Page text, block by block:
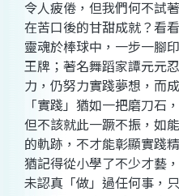
令人疲倦，但我們何不試
在苦口後的甘甜成就？看
靈魂於棒球中，一步一腳
王牌；著名舞蹈家譚元元
力，仍努力實踐夢想，而
「實踐」猶如一把磨刀石
但不該就此一蹶不振，如
的軌跡，不才能彰顯實踐
猶記得從小學了不少才藝
未認真「做」過任何事，